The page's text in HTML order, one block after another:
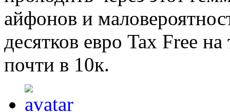
айфонов и
десятков евро Tax Free
почти в 10к.